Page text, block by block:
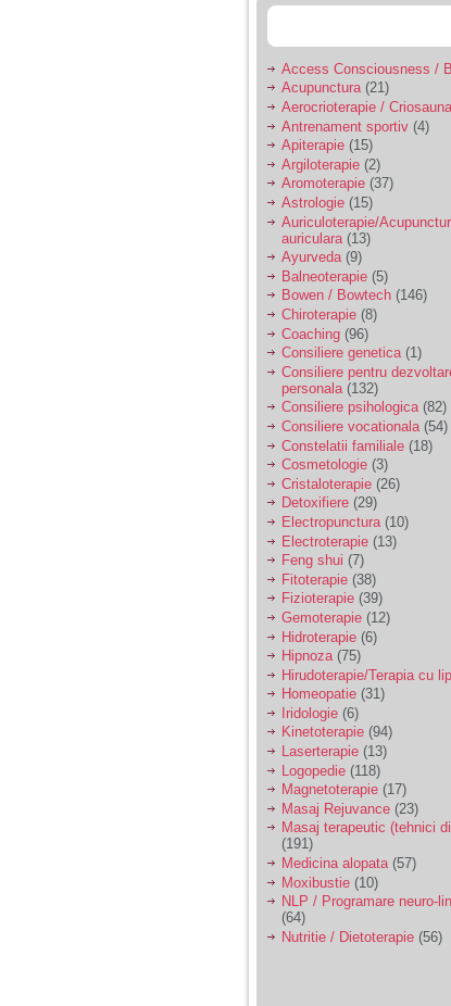
mine. Din cauza asta
am inceput sa beau
alcool si am inceput
sa ma culc cu barbati
pentru bani.
Access Consciousness /
Acupunctura(21)
Aerocrioterapie / Criosauna
Antrenament sportiv (4)
Apiterapie (15)
Argiloterapie (2)
Aromoterapie (37)
Astrologie (15)
Auriculoterapie/
auriculara (13)
Ayurveda(9)
Balneoterapie (5)
Bowen / Bowtech (146)
Chiroterapie (8)
Coaching (96)
Consiliere genetica(1)
Consiliere pentru
personala (132)
Consiliere psihologica(82)
Consiliere vocationala (54)
Constelatii familiale (18)
Cosmetologie (3)
Cristaloterapie (26)
Detoxifiere (29)
Electropunctura (10)
Electroterapie (13)
Feng shui (7)
Fitoterapie (38)
Fizioterapie (39)
Gemoterapie (12)
Hidroterapie (6)
Hipnoza(75)
Hirudoterapie/Terapia cu
Homeopatie (31)
Iridologie (6)
Kinetoterapie (94)
Laserterapie (13)
Logopedie (118)
Magnetoterapie (17)
Masaj Rejuvance (23)
Masaj terapeutic (tehnici
(191)
Medicina alopata(57)
Moxibustie (10)
NLP / Programare neuro-
(64)
Nutritie / Dietoterapie (56)